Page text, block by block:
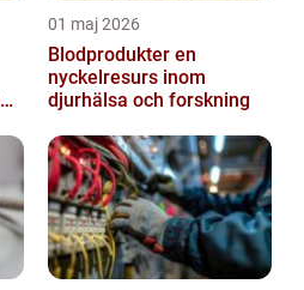
01 maj 2026
Blodprodukter en
nyckelresurs inom
djurhälsa och forskning